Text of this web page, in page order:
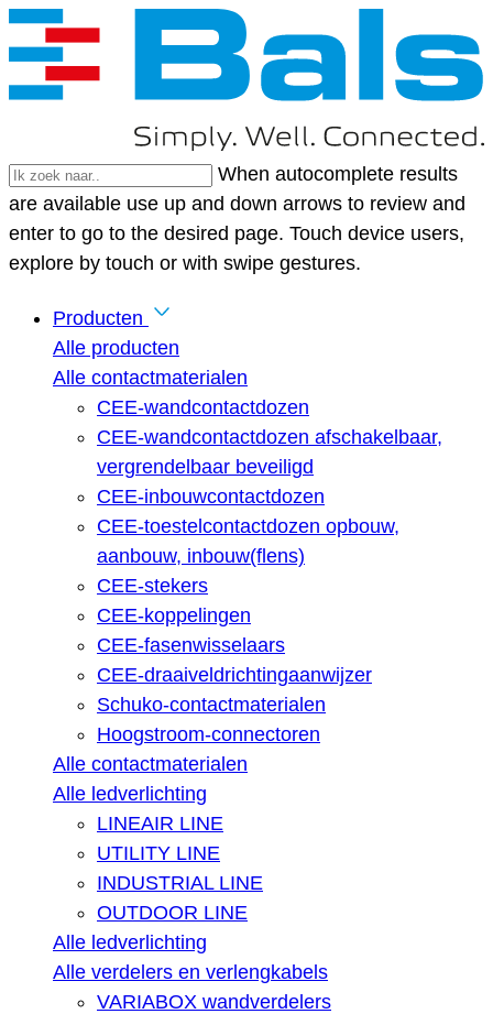
When autocomplete results
are available use up and down arrows to review and
enter to go to the desired page. Touch device users,
explore by touch or with swipe gestures.
Producten
Alle producten
Alle contactmaterialen
CEE-wandcontactdozen
CEE-wandcontactdozen afschakelbaar,
vergrendelbaar beveiligd
CEE-inbouwcontactdozen
CEE-toestelcontactdozen opbouw,
aanbouw, inbouw(flens)
CEE-stekers
CEE-koppelingen
CEE-fasenwisselaars
CEE-draaiveldrichtingaanwijzer
Schuko-contactmaterialen
Hoogstroom-connectoren
Alle contactmaterialen
Alle ledverlichting
LINEAIR LINE
UTILITY LINE
INDUSTRIAL LINE
OUTDOOR LINE
Alle ledverlichting
Alle verdelers en verlengkabels
VARIABOX wandverdelers